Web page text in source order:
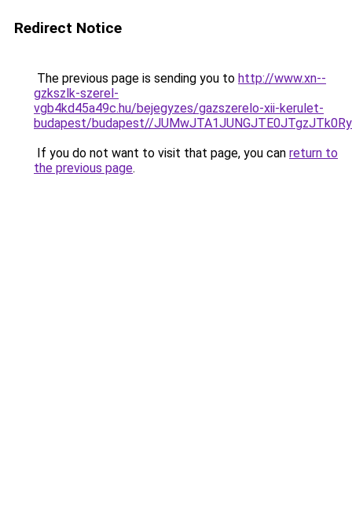
Redirect Notice
The previous page is sending you to http://www.xn--
gzkszlk-szerel-
vgb4kd45a49c.hu/bejegyzes/gazszerelo-xii-kerulet-
budapest/budapest//
If you do not want to visit that page, you can return to
the previous page.